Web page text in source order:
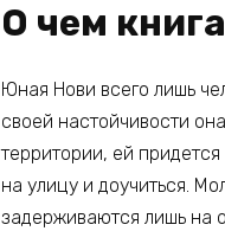
О чем
Юная Нови всего лишь
своей настойчивости
территории, ей
на улицу и доучиться.
задерживаются лишь на